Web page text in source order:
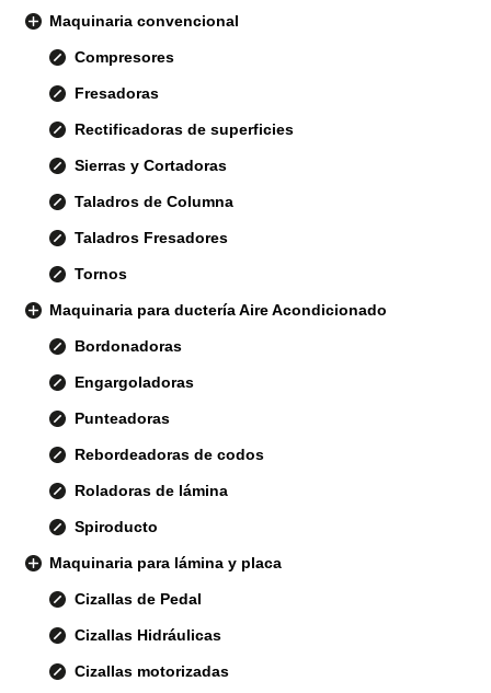
Maquinaria convencional
Compresores
Fresadoras
Rectificadoras de superficies
Sierras y Cortadoras
Taladros de Columna
Taladros Fresadores
Tornos
Maquinaria para ductería Aire Acondicionado
Bordonadoras
Engargoladoras
Punteadoras
Rebordeadoras de codos
Roladoras de lámina
Spiroducto
Maquinaria para lámina y placa
Cizallas de Pedal
Cizallas Hidráulicas
Cizallas motorizadas